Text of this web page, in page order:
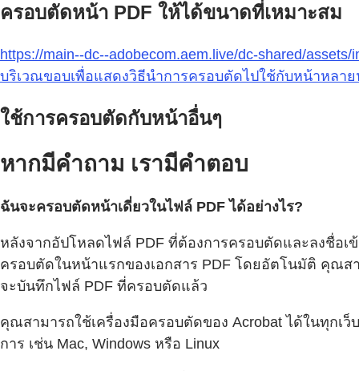
ครอบตัดหน้า PDF ให้ได้ขนาดที่เหมาะสม
https://main--dc--adobecom.aem.live/dc-shared/
บริเวณขอบเพื่อแสดงวิธีนำการครอบตัดไปใช้กับหน้าหลา
ใช้การครอบตัดกับหน้าอื่นๆ
หากมีคำถาม เรามีคำตอบ
ฉันจะครอบตัดหน้าเดี่ยวในไฟล์ PDF ได้อย่างไร?
หลังจากอัปโหลดไฟล์ PDF ที่ต้องการครอบตัดและลงชื่อ
ครอบตัดในหน้าแรกของเอกสาร PDF โดยอัตโนมัติ คุณ
จะบันทึกไฟล์ PDF ที่ครอบตัดแล้ว
คุณสามารถใช้เครื่องมือครอบตัดของ Acrobat ได้ในทุกเว็
การ เช่น Mac, Windows หรือ Linux